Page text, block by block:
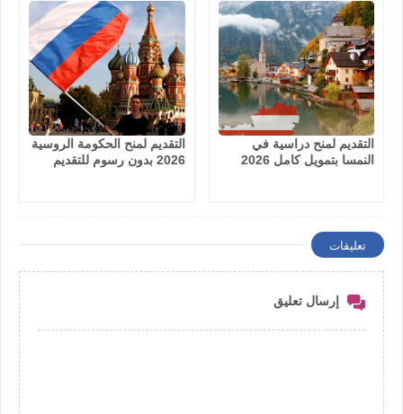
التقديم لمنح دراسية في
النمسا بتمويل كامل 2026
التقديم لمنح الحكومة الروسية
2026 بدون رسوم للتقديم
تعليقات
إرسال تعليق